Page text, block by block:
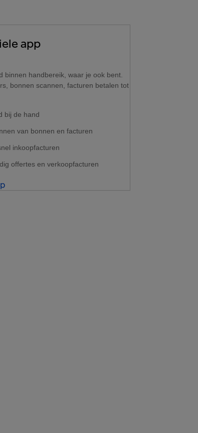
app
binnen handbereik, waar je ook bent.
bonnen scannen, facturen betalen tot
bij de hand
van bonnen en facturen
inkoopfacturen
offertes en verkoopfacturen